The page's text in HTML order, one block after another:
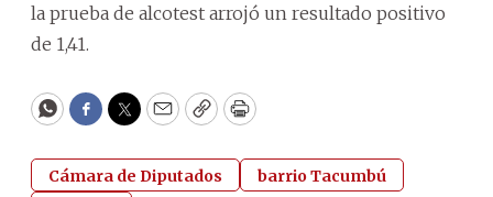
la prueba de alcotest arrojó un resultado positivo
de 1,41.
WhatsApp
Facebook
Twitter
EmailCopyPrint
Cámara de Diputados
barrio Tacumbú